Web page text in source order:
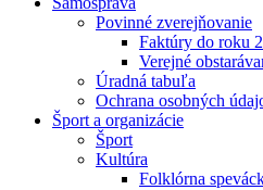
Povinné zverejňovanie
Faktúry do roku
Verejné
Úradná tabuľa
Ochrana osobných
Šport a organizácie
Šport
Kultúra
Folklórna